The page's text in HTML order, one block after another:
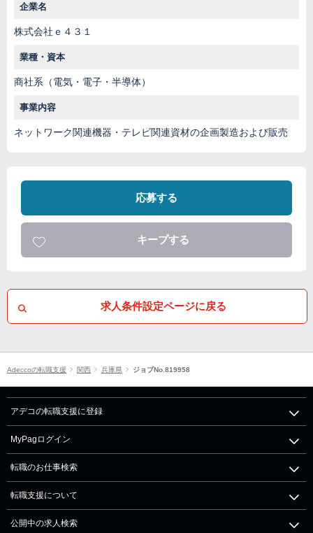
企業名
株式会社ｅ４３１
業種・資本
商社系（電気・電子・半導体）
事業内容
ネットワーク関連機器・テレビ関連資材の企画製造および販売
応募する
キープする
求人条件設定ページに戻る
Adeccoの転職支援 関西 兵庫県 ジョブNo.819958
アデコの転職支援に登録
MyPagログイン
転職のお仕事検索
転職支援について
公開中の求人検索